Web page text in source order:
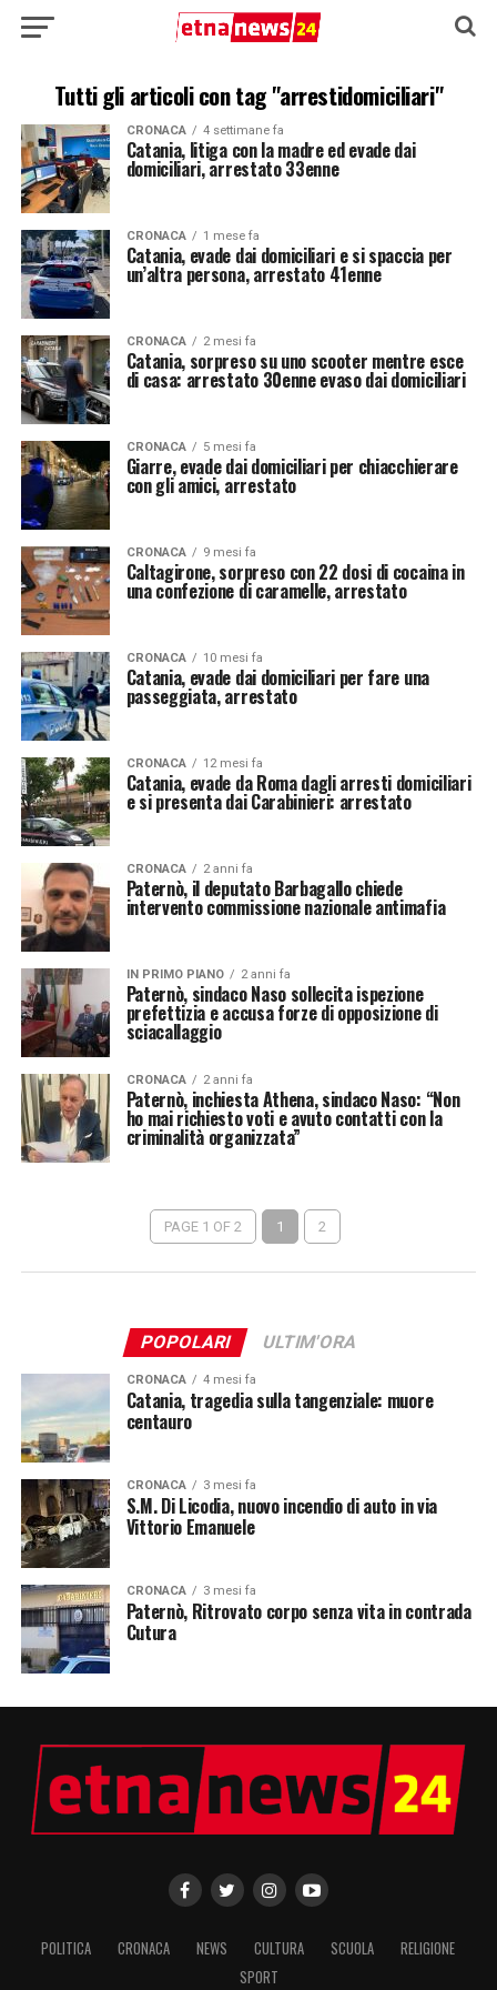
Tutti gli articoli con tag "arrestidomiciliari"
CRONACA 4 settimane fa
Catania, litiga con la madre ed evade dai
domiciliari, arrestato 33enne
CRONACA 1 mese fa
Catania, evade dai domiciliari e si spaccia per
un’altra persona, arrestato 41enne
CRONACA 2 mesi fa
Catania, sorpreso su uno scooter mentre esce
di casa: arrestato 30enne evaso dai domiciliari
CRONACA 5 mesi fa
Giarre, evade dai domiciliari per chiacchierare
con gli amici, arrestato
CRONACA 9 mesi fa
Caltagirone, sorpreso con 22 dosi di cocaina in
una confezione di caramelle, arrestato
CRONACA 10 mesi fa
Catania, evade dai domiciliari per fare una
passeggiata, arrestato
CRONACA 12 mesi fa
Catania, evade da Roma dagli arresti domiciliari
e si presenta dai Carabinieri: arrestato
CRONACA 2 anni fa
Paternò, il deputato Barbagallo chiede
intervento commissione nazionale antimafia
IN PRIMO PIANO 2 anni fa
Paternò, sindaco Naso sollecita ispezione
prefettizia e accusa forze di opposizione di
sciacallaggio
CRONACA 2 anni fa
Paternò, inchiesta Athena, sindaco Naso: “Non
ho mai richiesto voti e avuto contatti con la
criminalità organizzata”
PAGE 1 OF 2 1 2
POPOLARI ULTIM'ORA
CRONACA 4 mesi fa
Catania, tragedia sulla tangenziale: muore
centauro
CRONACA 3 mesi fa
S.M. Di Licodia, nuovo incendio di auto in via
Vittorio Emanuele
CRONACA 3 mesi fa
Paternò, Ritrovato corpo senza vita in contrada
Cutura
POLITICA CRONACA NEWS CULTURA SCUOLA
RELIGIONE
SPORT